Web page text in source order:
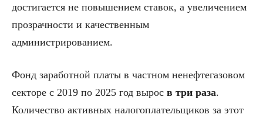
достигается не повышением ставок, а увеличением
прозрачности и качественным
администрированием.
Фонд заработной платы в частном ненефтегазовом
секторе с 2019 по 2025 год вырос в три раза.
Количество активных налогоплательщиков за этот